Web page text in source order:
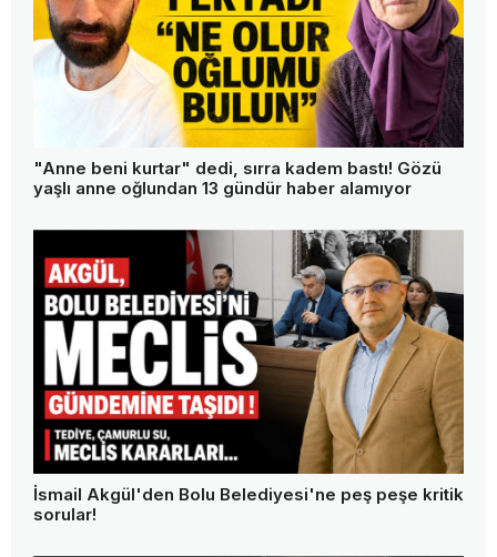
"Anne beni kurtar" dedi, sırra kadem bastı! Gözü
yaşlı anne oğlundan 13 gündür haber alamıyor
İsmail Akgül'den Bolu Belediyesi'ne peş peşe kritik
sorular!